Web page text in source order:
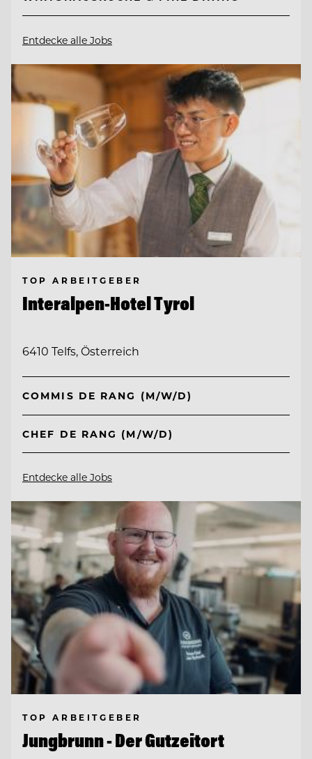
Entdecke alle Jobs
TOP ARBEITGEBER
Interalpen-Hotel Tyrol
6410 Telfs, Österreich
COMMIS DE RANG (M/W/D)
CHEF DE RANG (M/W/D)
Entdecke alle Jobs
TOP ARBEITGEBER
Jungbrunn - Der Gutzeitort